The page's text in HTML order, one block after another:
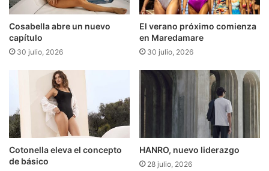
Cosabella abre un nuevo
capítulo
30 julio, 2026
El verano próximo comienza
en Maredamare
30 julio, 2026
Cotonella eleva el concepto
de básico
HANRO, nuevo liderazgo
28 julio, 2026